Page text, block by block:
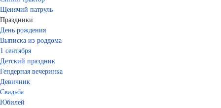
Щенячий патруль
Праздники
День рождения
Выписка из роддома
1 сентября
Детский праздник
Гендерная вечеринка
Девичник
Свадьба
Юбилей